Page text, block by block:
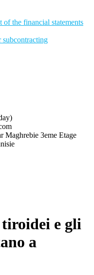
of the financial statements
Maghrebie 3eme Etage
e gli
a